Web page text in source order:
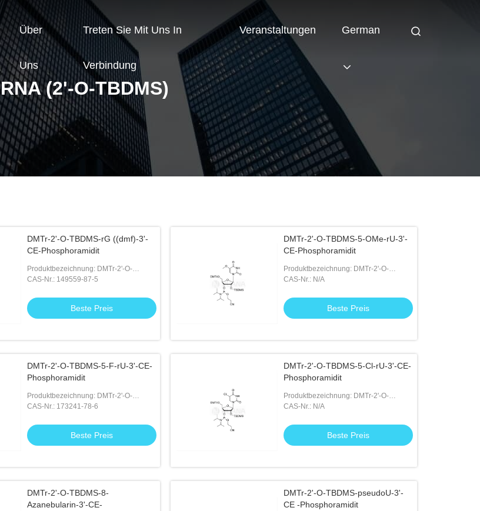
Über
Uns
Treten Sie Mit Uns In
Verbindung
Veranstaltungen German
RNA (2'-O-TBDMS)
DMTr-2'-O-TBDMS-rG ((dmf)-3'-
CE-Phosphoramidit
Produktbezeichnung: DMTr-2'-O-
TBDMS-rG ((dmf)-3'-CE-Phosphoramidit
CAS-Nr.: 149559-87-5
Beste Preis
DMTr-2'-O-TBDMS-5-OMe-rU-3'-
CE-Phosphoramidit
Produktbezeichnung: DMTr-2'-O-
TBDMS-5-OMe-rU-3'-CE-
CAS-Nr.: N/A
Beste Preis
DMTr-2'-O-TBDMS-5-F-rU-3'-CE-
Phosphoramidit
Produktbezeichnung: DMTr-2'-O-
TBDMS-5-F-rU-3'-CE-Phosphoramidit
CAS-Nr.: 173241-78-6
Beste Preis
DMTr-2'-O-TBDMS-5-Cl-rU-3'-CE-
Phosphoramidit
Produktbezeichnung: DMTr-2'-O-
TBDMS-5-Cl-rU-3'-CE-Phosphoramidit
CAS-Nr.: N/A
Beste Preis
DMTr-2'-O-TBDMS-8-
Azanebularin-3'-CE-
DMTr-2'-O-TBDMS-pseudoU-3'-
CE -Phosphoramidit